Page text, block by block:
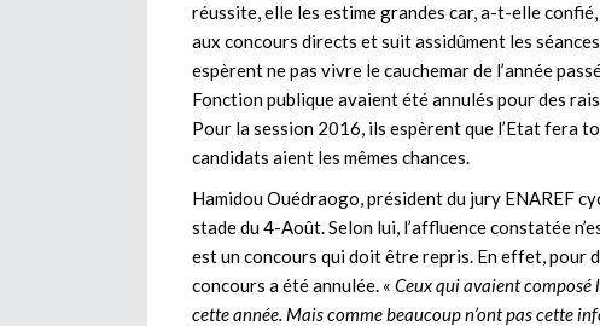
réussite, elle les estime grandes car, a-t-elle
aux concours directs et suit assidûment les
espèrent ne pas vivre le cauchemar de l’année
Fonction publique avaient été annulés pour des
Pour la session 2016, ils espèrent que l’Etat fera
candidats aient les mêmes chances.
Hamidou Ouédraogo, président du jury ENAREF
stade du 4-Août. Selon lui, l’affluence constatée
est un concours qui doit être repris. En effet, pour
concours a été annulée. « Ceux qui avaient composé
cette année. Mais comme beaucoup n’ont pas cette